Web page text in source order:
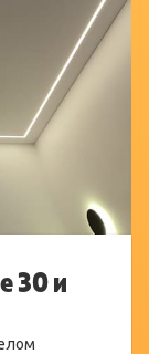
30 и